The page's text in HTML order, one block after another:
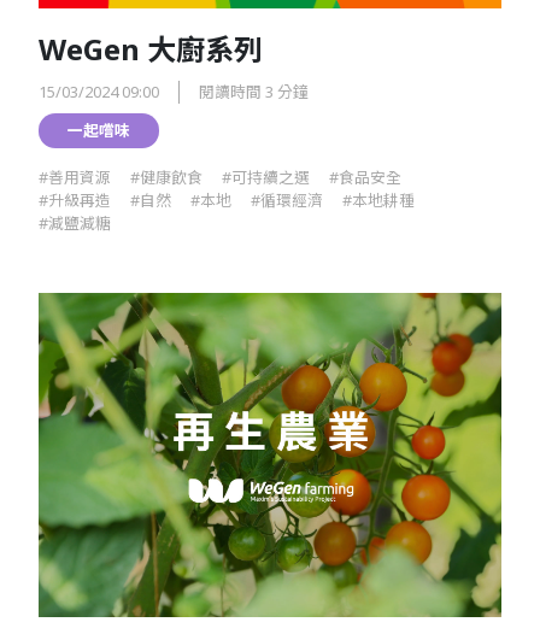
WeGen 大廚系列
15/03/2024 09:00
閱讀時間 3 分鐘
一起嚐味
#善用資源 #健康飲食 #可持續之選
#食品安全
#升級再造
#自然 #本地 #循環經濟
#本地耕種
#減鹽減糖